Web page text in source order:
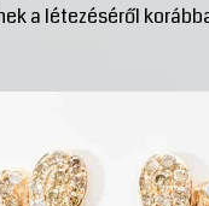
a létezéséről